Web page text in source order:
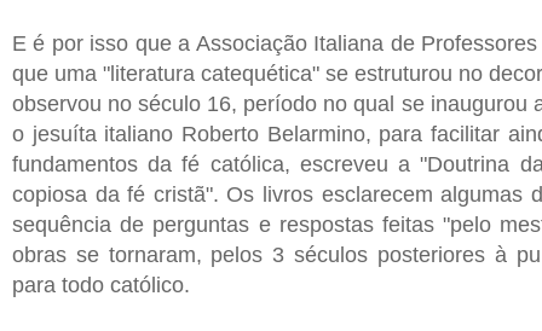
E é por isso que a Associação Italiana de
que uma "literatura catequética" se estruturou no
observou no século 16, período no qual se inaugurou
o jesuíta italiano Roberto Belarmino, para facilitar
fundamentos da fé católica, escreveu a "Doutrina
copiosa da fé cristã". Os livros esclarecem algumas
sequência de perguntas e respostas feitas "pelo
obras se tornaram, pelos 3 séculos posteriores à
para todo católico.